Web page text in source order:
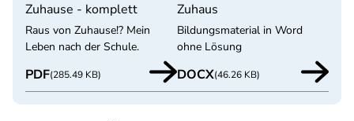
Zuhause - komplett
Raus von Zuhause!? Mein
Leben nach der Schule.
PDF(285.49 KB)
Zuhaus
Bildungsmaterial in Word
ohne Lösung
DOCX(46.26 KB)